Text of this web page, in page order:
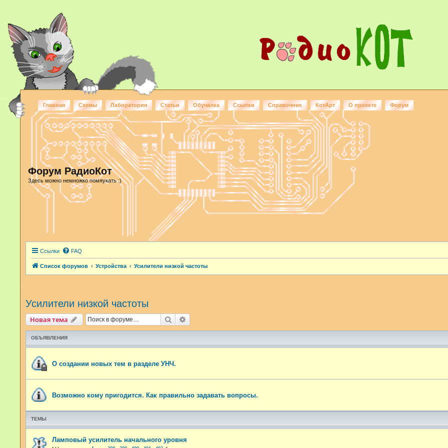
Главная Схемы Лаборатория Статьи Обучалка Ссылки Справочник КотАрт О проекте Форум
Форум РадиоКот
Здесь можно немножко помяукать :)
Ссылки FAQ
Список форумов Устройства Усилители низкой частоты
Усилители низкой частоты
Новая тема Поиск
ОБЪЯВЛЕНИЯ
О создании новых тем в разделе УНЧ.
Возможно кому пригодится. Как правильно задавать вопросы.
ТЕМЫ
Ламповый усилитель начального уровня